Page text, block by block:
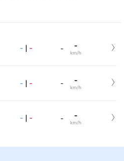
- | - - -
km/h
- | - - -
km/h
- | - - -
km/h